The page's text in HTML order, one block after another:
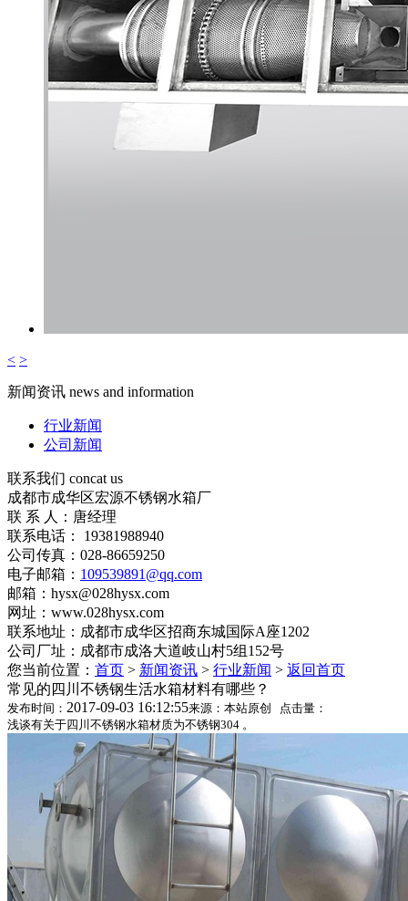
< >
新闻资讯 news and information
行业新闻
公司新闻
联系我们 concat us
成都市成华区宏源不锈钢水箱厂
联 系 人：唐经理
联系电话： 19381988940
公司传真：028-86659250
电子邮箱： 109539891@qq.com
邮箱：hysx@028hysx.com
网址：www.028hysx.com
联系地址：成都市成华区招商东城国际A座1202
公司厂址：成都市成洛大道岐山村5组152号
您当前位置： 首页 > 新闻资讯 > 行业新闻 > 返回首页
常见的四川不锈钢生活水箱材料有哪些？
发布时间： 2017-09-03 16:12:55来源：本站原创 点击量：
浅谈有关于四川不锈钢水箱材质为不锈钢304 。